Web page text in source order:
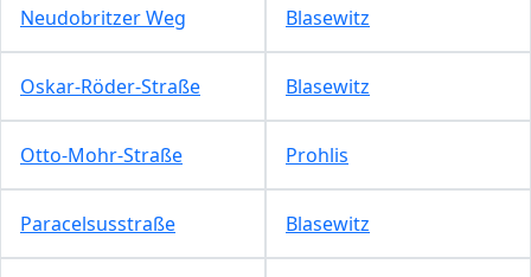
Neudobritzer Weg Blasewitz
Oskar-Röder-Straße Blasewitz
Otto-Mohr-Straße Prohlis
Paracelsusstraße Blasewitz